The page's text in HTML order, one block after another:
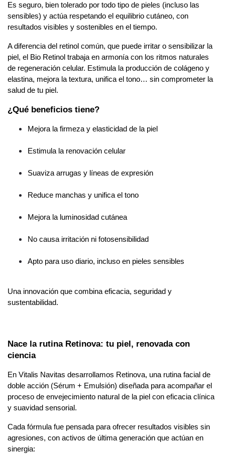
Es seguro, bien tolerado por todo tipo de pieles (incluso las
sensibles) y actúa respetando el equilibrio cutáneo, con
resultados visibles y sostenibles en el tiempo.
A diferencia del retinol común, que puede irritar o sensibilizar la
piel, el Bio Retinol trabaja en armonía con los ritmos naturales
de regeneración celular. Estimula la producción de colágeno y
elastina, mejora la textura, unifica el tono… sin comprometer la
salud de tu piel.
¿Qué beneficios tiene?
Mejora la firmeza y elasticidad de la piel
Estimula la renovación celular
Suaviza arrugas y líneas de expresión
Reduce manchas y unifica el tono
Mejora la luminosidad cutánea
No causa irritación ni fotosensibilidad
Apto para uso diario, incluso en pieles sensibles
Una innovación que combina eficacia, seguridad y
sustentabilidad.
Nace la rutina Retinova: tu piel, renovada con
ciencia
En Vitalis Navitas desarrollamos Retinova, una rutina facial de
doble acción (Sérum + Emulsión) diseñada para acompañar el
proceso de envejecimiento natural de la piel con eficacia clínica
y suavidad sensorial.
Cada fórmula fue pensada para ofrecer resultados visibles sin
agresiones, con activos de última generación que actúan en
sinergia: